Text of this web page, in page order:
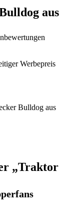
aus
Werbepreis
Bulldog aus
„Traktor